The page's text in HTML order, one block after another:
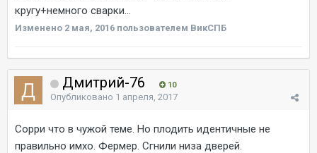
кругу+немного сварки...
Изменено 2 мая, 2016 пользователем ВикСПБ
Дмитрий-76 10
Опубликовано 1 апреля, 2017
Сорри что в чужой теме. Но плодить идентичные не
правильно имхо. Фермер. Сгнили низа дверей.